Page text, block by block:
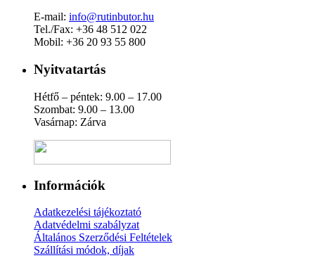
E-mail: info@rutinbutor.hu
Tel./Fax: +36 48 512 022
Mobil: +36 20 93 55 800
Nyitvatartás
Hétfő – péntek: 9.00 – 17.00
Szombat: 9.00 – 13.00
Vasárnap: Zárva
Információk
Adatkezelési tájékoztató
Adatvédelmi szabályzat
Általános Szerződési Feltételek
Szállítási módok, díjak